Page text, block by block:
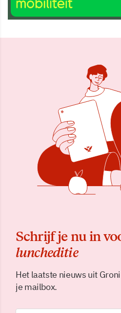
Delen
Schrijf je nu in
luncheditie
Het laatste nieuws uit
je mailbox.